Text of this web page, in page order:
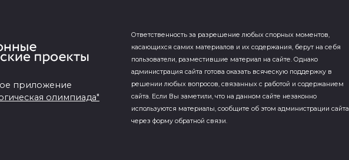
приложение
олимпиада"
Ответственность за разрешение любых спорных моментов,
касающихся самих материалов и их содержания, берут на себя
пользователи, разместившие материал на сайте. Однако
администрация сайта готова оказать всяческую поддержку в
решении любых вопросов, связанных с работой и содержанием
сайта. Если Вы заметили, что на данном сайте незаконно
используются материалы, сообщите об этом администрации сайта
через форму обратной связи.